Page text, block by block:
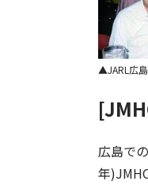
JARL広
広島で
年